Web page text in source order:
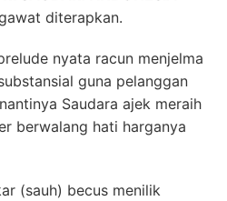
diterapkan.
nyata racun menjelma
guna pelanggan
Saudara ajek meraih
berwalang hati harganya
(sauh) becus menilik